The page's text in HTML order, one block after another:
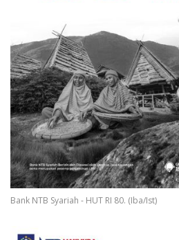
Bank NTB Syariah - HUT RI 80. (Iba/Ist)